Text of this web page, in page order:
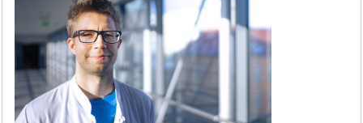
BEWERBER
NEUVANET SAN